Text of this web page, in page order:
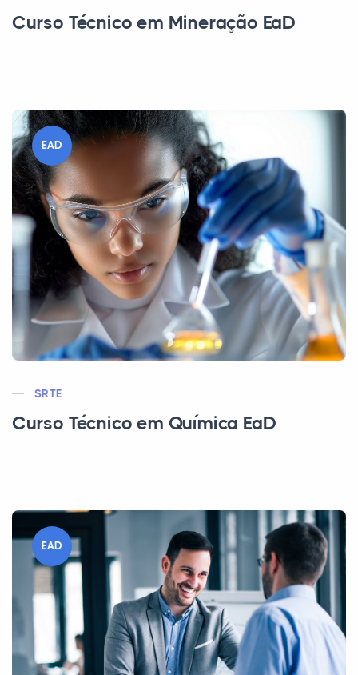
Curso Técnico em Mineração EaD
EAD
SRTE
Curso Técnico em Química EaD
EAD